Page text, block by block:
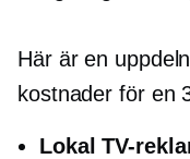
Här är en
kostnader för en
Lokal TV-